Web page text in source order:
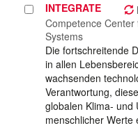
Projekt
auswählen
INTEGRATE
Competence
Systems
Die fortschreitende
in allen
wachsenden
Verantwortung,
globalen Klima- und
menschlicher